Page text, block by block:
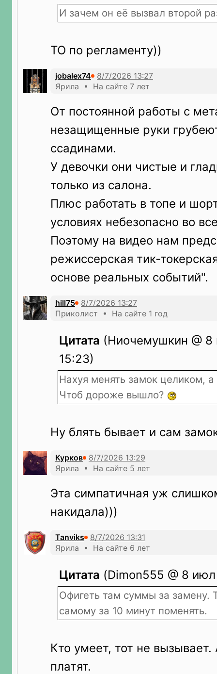
И зачем он её вызвал второй
ТО по регламенту))
jobalex74
Ярила • На сайте 7 лет
От постоянной работы с
незащищенные руки
ссадинами.
У девочки они чистые и
только из салона.
Плюс работать в топе и
условиях небезопасно во
Поэтому на видео нам
режиссерская тик-
основе реальных событий".
hill75
Приколист • На сайте 1 год
Цитата (Ниочемушкин @
15:23)
Нахуя менять замок целиком, а
Чтоб дороже вышло?
Ну блять бывает и сам
Курков
Ярила • На сайте 5 лет
Эта симпатичная уж
накидала)))
Tanviks
Ярила • На сайте 6 лет
Цитата (Dimon555 @ 8
Офигеть там суммы за замену.
самому за 10 минут поменять.
Кто умеет, тот не
платят.